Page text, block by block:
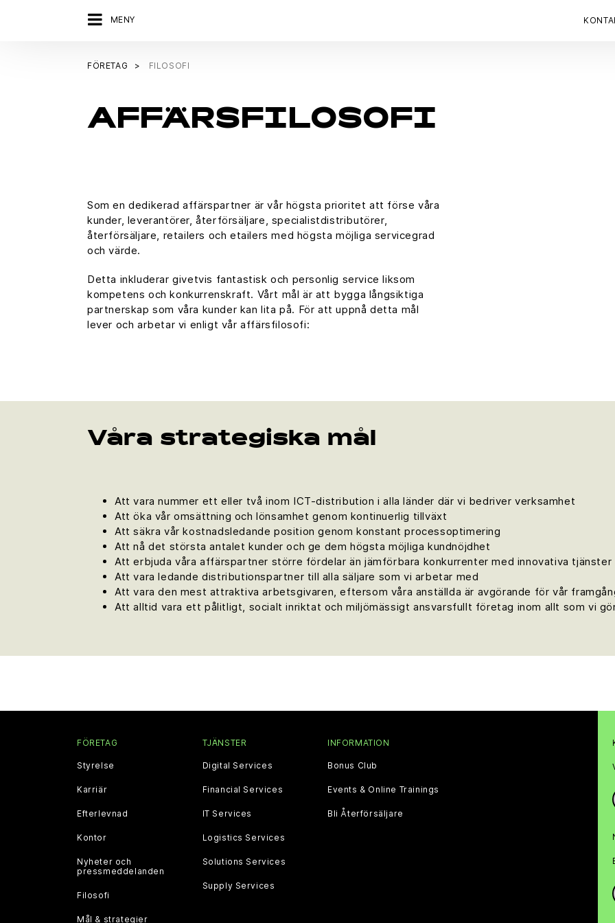
MENY
FÖRETAG FILOSOFI
AFFÄRSFILOSOFI
Som en dedikerad affärspartner är vår högsta prioritet att förse våra
kunder, leverantörer, återförsäljare, specialistdistributörer,
återförsäljare, retailers och etailers med högsta möjliga servicegrad
och värde.
Detta inkluderar givetvis fantastisk och personlig service liksom
kompetens och konkurrenskraft. Vårt mål är att bygga långsiktiga
partnerskap som våra kunder kan lita på. För att uppnå detta mål
lever och arbetar vi enligt vår affärsfilosofi:
Våra strategiska mål
Att vara nummer ett eller två inom ICT-distribution i alla länder där vi bedriver verksamhet
Att öka vår omsättning och lönsamhet genom kontinuerlig tillväxt
Att säkra vår kostnadsledande position genom konstant processoptimering
Att nå det största antalet kunder och ge dem högsta möjliga kundnöjdhet
Att erbjuda våra affärspartner större fördelar än jämförbara konkurrenter med innovativa tjänster
Att vara ledande distributionspartner till alla säljare som vi arbetar med
Att vara den mest attraktiva arbetsgivaren, eftersom våra anställda är avgörande för vår
Att alltid vara ett pålitligt, socialt inriktat och miljömässigt ansvarsfullt företag inom allt som vi
FÖRETAG
Styrelse
Karriär
Efterlevnad
Kontor
Nyheter och
pressmeddelanden
Filosofi
Mål & strategier
TJÄNSTER
Digital Services
Financial Services
IT Services
Logistics Services
Solutions Services
Supply Services
INFORMATION
Bonus Club
Events & Online Trainings
Bli Återförsäljare